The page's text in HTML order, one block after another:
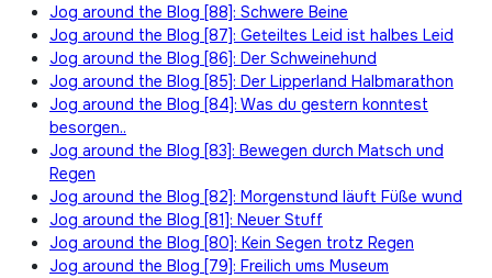
Jog around the Blog [88]: Schwere Beine
Jog around the Blog [87]: Geteiltes Leid ist halbes Leid
Jog around the Blog [86]: Der Schweinehund
Jog around the Blog [85]: Der Lipperland Halbmarathon
Jog around the Blog [84]: Was du gestern konntest
besorgen..
Jog around the Blog [83]: Bewegen durch Matsch und
Regen
Jog around the Blog [82]: Morgenstund läuft Füße wund
Jog around the Blog [81]: Neuer Stuff
Jog around the Blog [80]: Kein Segen trotz Regen
Jog around the Blog [79]: Freilich ums Museum